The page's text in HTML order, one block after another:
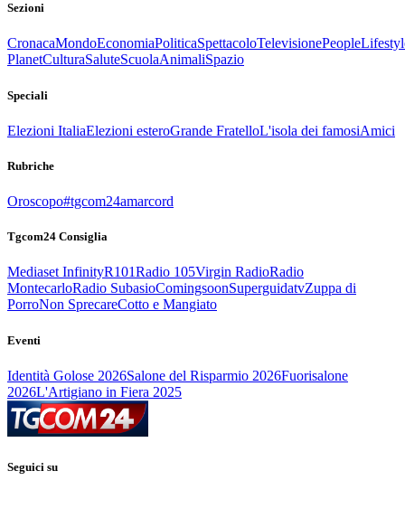
Sezioni
CronacaMondoEconomiaPoliticaSpettacoloTelevisionePeople
PlanetCulturaSaluteScuolaAnimaliSpazio
Speciali
Elezioni ItaliaElezioni esteroGrande FratelloL'isola dei famosiAmici
Rubriche
Oroscopo#tgcom24amarcord
Tgcom24 Consiglia
Mediaset InfinityR101Radio 105Virgin RadioRadio
MontecarloRadio SubasioComingsoonSuperguidatvZuppa di
PorroNon SprecareCotto e Mangiato
Eventi
Identità Golose 2026Salone del Risparmio 2026Fuorisalone
2026L'Artigiano in Fiera 2025
Seguici su